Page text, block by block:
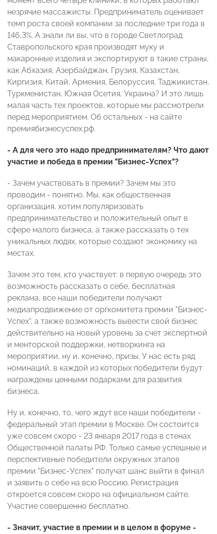
незрячие массажисты. Предприниматель оценивает
темп роста своей компании за последние три года в
146,3%. А знали ли вы, что в городе Светлоград
Ставропольского края производят муку и
макаронные изделия и экспортируют в такие страны,
как Абхазия, Азербайджан, Грузия, Казахстан,
Киргизия, Китай, Армения, Белоруссия, Таджикистан,
Туркменистан, Южная Осетия, Украина? И это лишь
малая часть тех проектов, которые мы рассмотрели
перед мероприятием. Об остальных - на сайте
премиябизнесуспех.рф.
- А для чего это надо предпринимателям? Что дают
участие и победа в премии "Бизнес-Успех"?
- Зачем участвовать в премии? Зачем мы это
проводим - понятно. Мы, как общественная
организация, хотим популяризовать
предпринимательство и положительный опыт в
сфере малого бизнеса, а также рассказать о тех
уникальных людях, которые создают экономику на
местах.
Зачем это тем, кто участвует: в первую очередь это
возможность рассказать о себе, бесплатная
реклама, все наши победители получают
медиапродвижение от оргкомитета премии "Бизнес-
Успех", а также возможность вывести свой бизнес
действительно на новый уровень за счет экспертной
и менторской поддержки, нетворкинга на
мероприятии, ну и, конечно, призы. У нас есть ряд
номинаций, в каждой из которых победители будут
награждены ценными подарками для развития
бизнеса.
Ну и, конечно, то, чего ждут все наши победители -
федеральный этап премии в Москве. Он состоится
уже совсем скоро - 23 января 2017 года в стенах
Общественной палаты РФ. Только самые успешные и
перспективные победители окружных этапов
премии "Бизнес-Успех" получат шанс выйти в финал
и заявить о себе на всю Россию. Регистрация
откроется совсем скоро на официальном сайте.
Участие совершенно бесплатно.
- Значит, участие в премии и в целом в форуме -